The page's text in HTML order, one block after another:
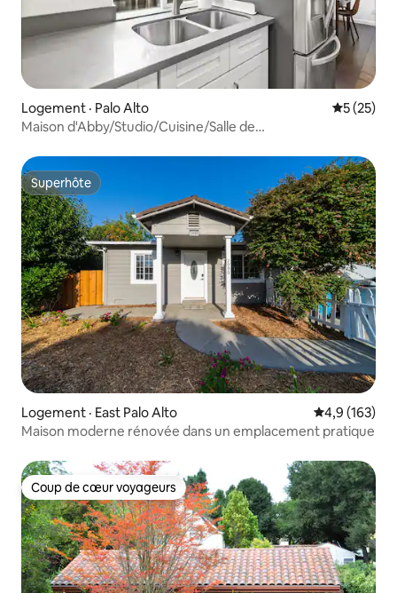
Logement · Palo Alto Note
5 (25)
Maison d'Abby/Studio/Cuisine/Salle de
Superhôte
Superhôte
Logement · East Palo Alto Note
4,9 (163)
Maison moderne rénovée dans un emplacement pratique
Coup de cœur voyageurs
Coup de cœur voyageurs